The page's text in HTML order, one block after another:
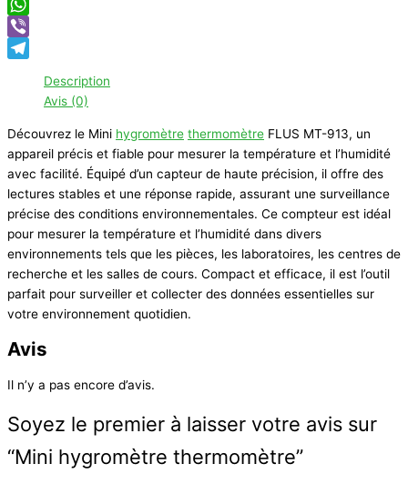
Messenger
WhatsApp
Viber
Description
Avis (0)
Découvrez le Mini hygromètre thermomètre FLUS MT-913, un
appareil précis et fiable pour mesurer la température et l’humidité
avec facilité. Équipé d’un capteur de haute précision, il offre des
lectures stables et une réponse rapide, assurant une surveillance
précise des conditions environnementales. Ce compteur est idéal
pour mesurer la température et l’humidité dans divers
environnements tels que les pièces, les laboratoires, les centres de
recherche et les salles de cours. Compact et efficace, il est l’outil
parfait pour surveiller et collecter des données essentielles sur
votre environnement quotidien.
Avis
Il n’y a pas encore d’avis.
Soyez le premier à laisser votre avis sur
“Mini hygromètre thermomètre”